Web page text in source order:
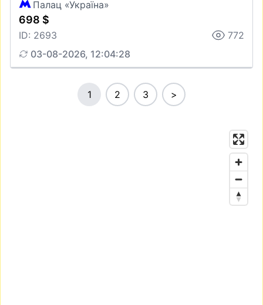
Палац «Україна»
698 $
ID: 2693
772
03-08-2026, 12:04:28
1 2 3 >